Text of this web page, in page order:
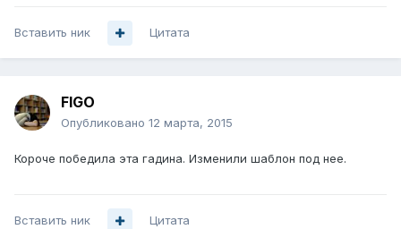
Вставить ник Цитата
FIGO
Опубликовано 12 марта, 2015
Короче победила эта гадина. Изменили шаблон под нее.
Вставить ник Цитата